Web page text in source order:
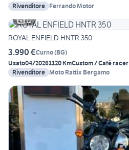
Rivenditore Ferrando Motor
12
ROYAL ENFIELD HNTR 350
3.990 €Curno(BG)
Usato04/20261120 KmCustom / Café racer
Rivenditore Moto Rattix Bergamo